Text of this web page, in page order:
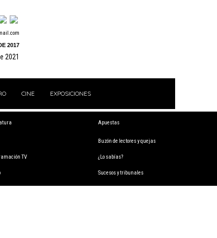
2017
2021
CINE EXPOSICIONES
TV
Apuestas
Buzón de lectores y quejas
¿Lo sabías?
Sucesos y tribunales